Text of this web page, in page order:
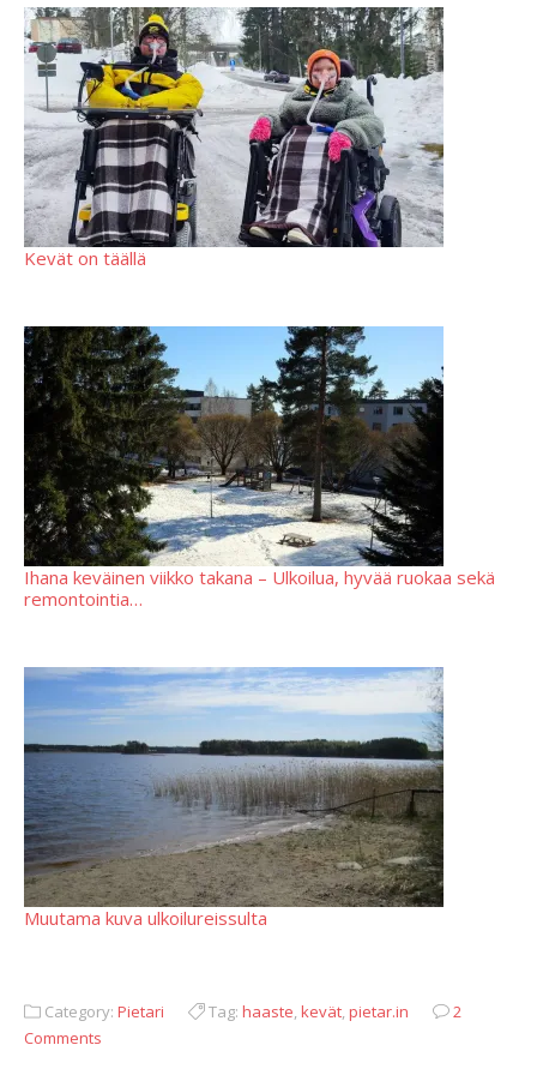
Kevät on täällä
Ihana keväinen viikko takana – Ulkoilua, hyvää ruokaa sekä
remontointia…
Muutama kuva ulkoilureissulta
Category: Pietari Tag: haaste,kevät,pietar.in
2
Comments